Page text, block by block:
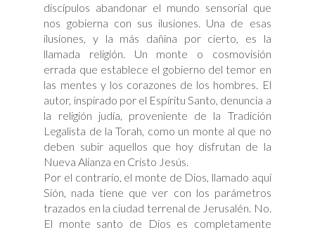
discípulos abandonar el mundo sensorial que
nos gobierna con sus ilusiones. Una de esas
ilusiones, y la más dañina por cierto, es la
llamada religión. Un monte o cosmovisión
errada que establece el gobierno del temor en
las mentes y los corazones de los hombres. El
autor, inspirado por el Espíritu Santo, denuncia a
la religión judía, proveniente de la Tradición
Legalista de la Torah, como un monte al que no
deben subir aquellos que hoy disfrutan de la
Nueva Alianza en Cristo Jesús.
Por el contrario, el monte de Dios, llamado aquí
Sión, nada tiene que ver con los parámetros
trazados en la ciudad terrenal de Jerusalén. No.
El monte santo de Dios es completamente